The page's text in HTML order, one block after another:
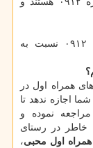
هزینه تماس، پیامك و اینترنت در سیم ارزان ۰۹۱۲ نسبت به
همراه اول در
اجازه ندهد تا
نموده و
خاطر در رستای
همراه اول محبی،